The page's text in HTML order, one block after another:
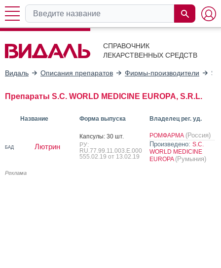
СПРАВОЧНИК
ЛЕКАРСТВЕННЫХ СРЕДСТВ
Видаль Описания препаратов Фирмы-производители
Препараты S.C. WORLD MEDICINE EUROPA, S.R.L.
Название Форма выпуска Владелец рег. уд.
БАД Лютрин
Кап­су­лы: 30 шт.
РУ:
RU.77.99.11.003.Е.000
555.02.19 от 13.02.19
РОМФАРМА (Россия)
Произведено: S.C.
WORLD MEDICINE
EUROPA (Румыния)
Реклама